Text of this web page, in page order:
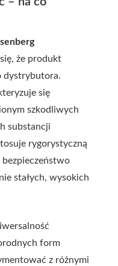
że produkt
dystrybutora.
się
szkodliwych
substancji
rygorystyczną
stałych, wysokich
form
z różnymi